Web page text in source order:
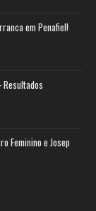
em Penafiel!
Feminino e Josep